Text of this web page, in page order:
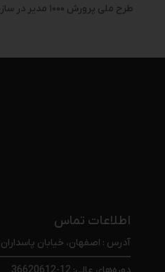
طرح ملی پرورش ۱۰۰۰ مدیر در سازمان مدیریت صنعتی اصفهان
اطلاعات تماس
آدرس : اصفهان، خیابان